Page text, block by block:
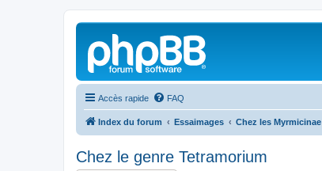
Accès rapide FAQ
Index du forum Essaimages Chez les Myrmicinae
Chez le genre Tetramorium